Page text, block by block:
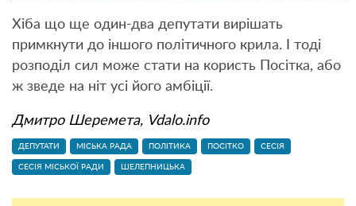
Хіба що ще один-два депутати вирішать
примкнути до іншого політичного крила. І тоді
розподіл сил може стати на користь Посітка, або
ж зведе на ніт усі його амбіції.
Дмитро Шеремета, Vdalo.info
ДЕПУТАТИ МІСЬКА РАДА ПОЛІТИКА ПОСІТКО СЕСІЯ
СЕСІЯ МІСЬКОЇ РАДИ ШЕЛЕПНИЦЬКА